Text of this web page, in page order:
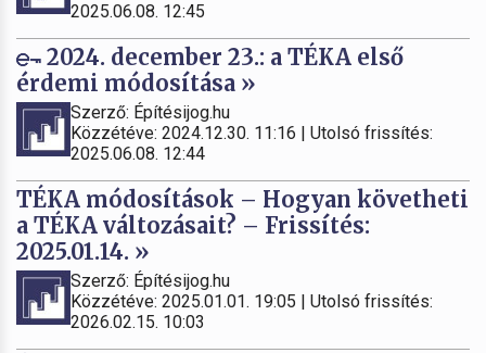
2025.06.08. 12:45
2024. december 23.: a TÉKA első
érdemi módosítása »
Szerző: Építésijog.hu
Közzétéve: 2024.12.30. 11:16 | Utolsó frissítés:
2025.06.08. 12:44
TÉKA módosítások – Hogyan követheti
a TÉKA változásait? – Frissítés:
2025.01.14. »
Szerző: Építésijog.hu
Közzétéve: 2025.01.01. 19:05 | Utolsó frissítés:
2026.02.15. 10:03